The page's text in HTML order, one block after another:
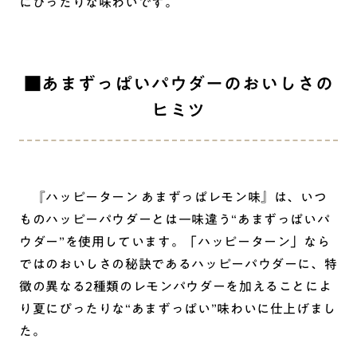
にぴったりな味わいです。
■あまずっぱいパウダーのおいしさの
ヒミツ
『ハッピーターン あまずっぱレモン味』は、いつ
ものハッピーパウダーとは一味違う“あまずっぱいパ
ウダー”を使用しています。「ハッピーターン」なら
ではのおいしさの秘訣であるハッピーパウダーに、特
徴の異なる2種類のレモンパウダーを加えることによ
り夏にぴったりな“あまずっぱい”味わいに仕上げまし
た。